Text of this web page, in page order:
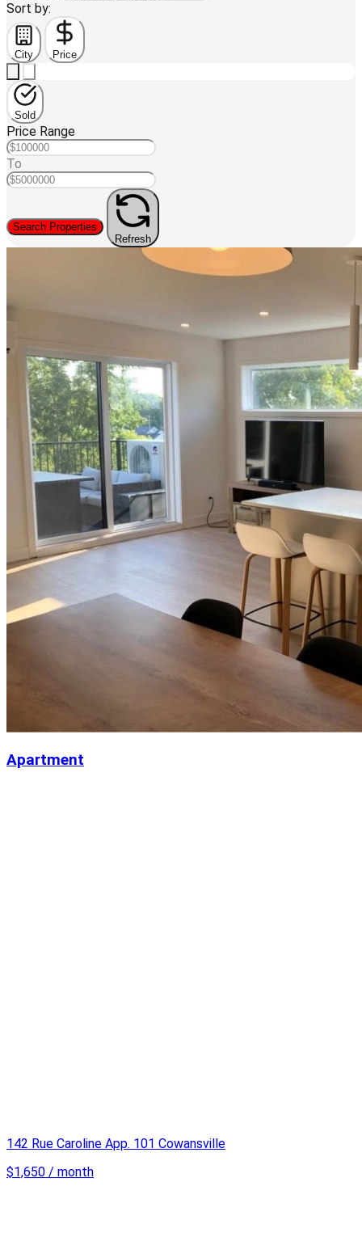
Sort by:
City Price
Sold
Price Range
To
Search Properties
Refresh
Apartment
142 Rue Caroline App. 101 Cowansville
$1,650 / month